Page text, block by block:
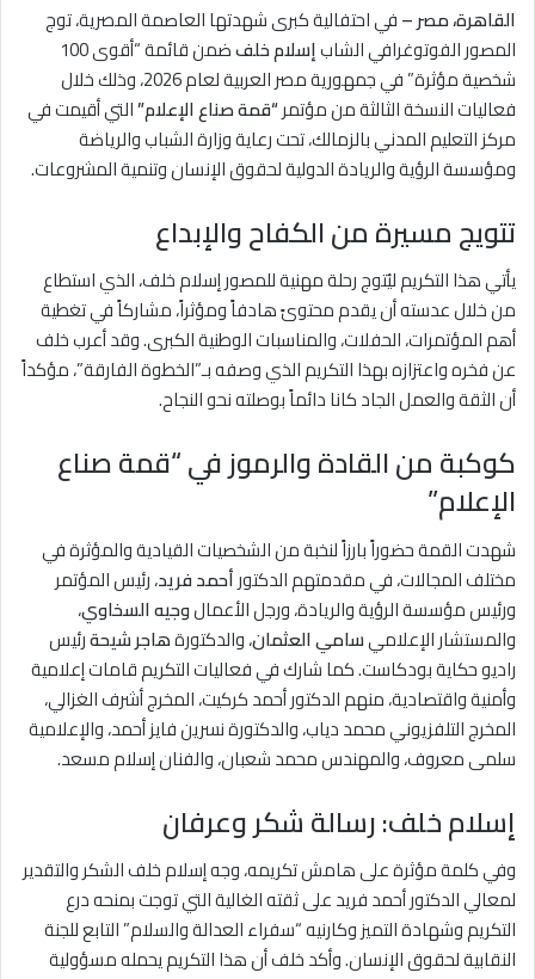
القاهرة، مصر –في احتفالية كبرى شهدتها العاصمة المصرية، توج
المصور الفوتوغرافي الشابإسلام خلف
ضمن قائمة “أقوى 100
شخصية مؤثرة” في جمهورية مصر العربية لعام 2026، وذلك خلال
فعاليات النسخة الثالثة من مؤتمر“قمة صناع الإعلام”التي أقيمت في
مركز التعليم المدني بالزمالك، تحت رعاية وزارة الشباب والرياضة
ومؤسسة الرؤية والريادة الدولية لحقوق الإنسان وتنمية المشروعات.
تتويج مسيرة من الكفاح والإبداع
يأتي هذا التكريم ليُتوج رحلة مهنية للمصور إسلام خلف، الذي استطاع
من خلال عدسته أن يقدم محتوىً هادفاً ومؤثراً، مشاركاً في تغطية
أهم المؤتمرات، الحفلات، والمناسبات الوطنية الكبرى. وقد أعرب خلف
عن فخره واعتزازه بهذا التكريم الذي وصفه بـ”الخطوة الفارقة”، مؤكداً
أن الثقة والعمل الجاد كانا دائماً بوصلته نحو النجاح.
كوكبة من القادة والرموز في “قمة صناع
الإعلام”
شهدت القمة حضوراً بارزاً لنخبة من الشخصيات القيادية والمؤثرة في
مختلف المجالات، في مقدمتهم الدكتورأحمد فريد، رئيس المؤتمر
ورئيس مؤسسة الرؤية والريادة، ورجل الأعمالوجيه السخاوي،
والمستشار الإعلاميسامي العثمان، والدكتورةهاجر شيحةرئيس
راديو حكاية بودكاست. كما شارك في فعاليات التكريم قامات إعلامية
وأمنية واقتصادية، منهم الدكتور أحمد كركيت، المخرج أشرف الغزالي،
المخرج التلفزيوني محمد دياب، والدكتورة نسرين فايز أحمد، والإعلامية
سلمى معروف، والمهندس محمد شعبان، والفنان إسلام مسعد.
إسلام خلف: رسالة شكر وعرفان
وفي كلمة مؤثرة على هامش تكريمه، وجه إسلام خلف الشكر والتقدير
لمعالي الدكتور أحمد فريد على ثقته الغالية التي توجت بمنحه درع
التكريم وشهادة التميز وكارنيه “سفراء العدالة والسلام” التابع للجنة
النقابية لحقوق الإنسان. وأكد خلف أن هذا التكريم يحمله مسؤولية